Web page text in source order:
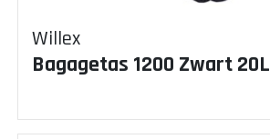
Willex
Bagagetas 1200 Zwart 20L